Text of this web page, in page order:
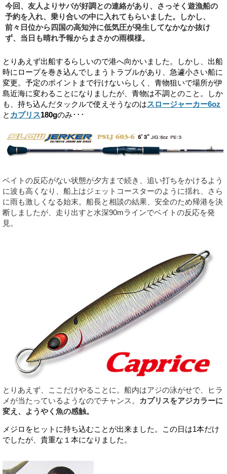
今回、友人よりサバが好調との連絡があり、さっそく遊漁船の
予約を入れ、乗り合いの中に入れてもらいました。しかし、
前々日位から四国の高知沖に低気圧が発生してなかなか抜け
ず、当日も晴れ予報からまさかの雨模様。
とりあえず出船するらしいので港へ向かいました。しかし、出船
時にロープを巻き込んでしまうトラブルがあり、急遽小さい船に
変更。予定のポイントまで行けないらしく、青物狙いで場所が伊
島近海に変わることになりましたが、青物は不調とのこと。しか
も、持ち込んだタックルで使えそうなのはスロージャーカー6oz
と カプリス180gのみ･･･
ベイトの反応がない状態が夕方まで続き、追い打ちをかけるよう
に波も高くなり、船上はジェットコースターのように揺れ、さら
に雨も激しくなる始末。船長と相談の結果、安全のため帰港を決
断しましたが、走り出すと水深90mラインでベイトの反応を発
見。
とりあえず、ここだけやることに。船内はアジの泳がせで、ヒラ
メが当たっているようなのでチャンス。
カプリスをアジカラーに
変え、ようやく魚の感触。
メジロをヒットに持ち込むことが出来ました。この日は1本だけ
でしたが、貴重な１本になりました。